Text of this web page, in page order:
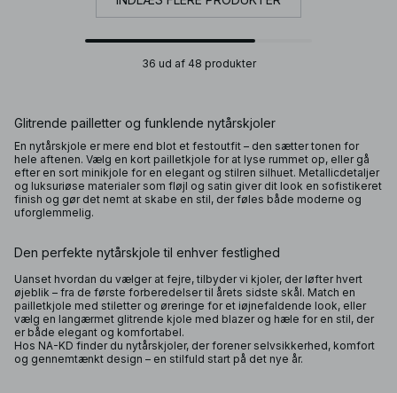
36 ud af 48 produkter
Glitrende pailletter og funklende nytårskjoler
En nytårskjole er mere end blot et festoutfit – den sætter tonen for
hele aftenen. Vælg en kort pailletkjole for at lyse rummet op, eller gå
efter en sort minikjole for en elegant og stilren silhuet. Metallicdetaljer
og luksuriøse materialer som fløjl og satin giver dit look en sofistikeret
finish og gør det nemt at skabe en stil, der føles både moderne og
uforglemmelig.
Den perfekte nytårskjole til enhver festlighed
Uanset hvordan du vælger at fejre, tilbyder vi kjoler, der løfter hvert
øjeblik – fra de første forberedelser til årets sidste skål. Match en
pailletkjole med stiletter og øreringe for et iøjnefaldende look, eller
vælg en langærmet glitrende kjole med blazer og hæle for en stil, der
er både elegant og komfortabel.
Hos NA-KD finder du nytårskjoler, der forener selvsikkerhed, komfort
og gennemtænkt design – en stilfuld start på det nye år.